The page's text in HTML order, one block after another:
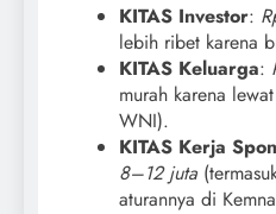
KITAS Investor:
lebih ribet karena
KITAS Keluarga:
murah karena
WNI).
KITAS Kerja
8–12 juta
aturannya di